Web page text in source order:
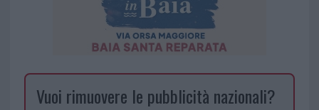
Vuoi rimuovere le pubblicità nazionali?